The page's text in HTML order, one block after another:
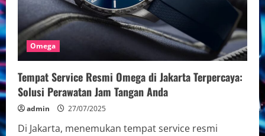
Omega
Tempat Service Resmi Omega di Jakarta Terpercaya:
Solusi Perawatan Jam Tangan Anda
admin 27/07/2025
Di Jakarta, menemukan tempat service resmi